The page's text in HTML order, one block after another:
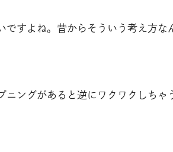
ですよね。昔からそういう考え方な
ニングがあると逆にワクワクしちゃ